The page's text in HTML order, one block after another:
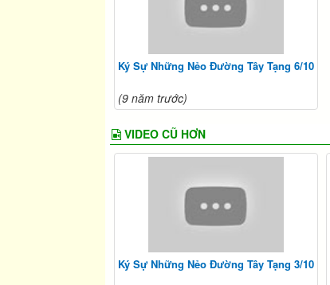
Ký Sự Những Nẻo Đường Tây Tạng 6/10
(9 năm trước)
VIDEO CŨ HƠN
Ký Sự Những Nẻo Đường Tây Tạng 3/10